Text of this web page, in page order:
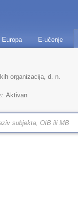
Europa E-učenje
organizacija, d. n.
Aktivan